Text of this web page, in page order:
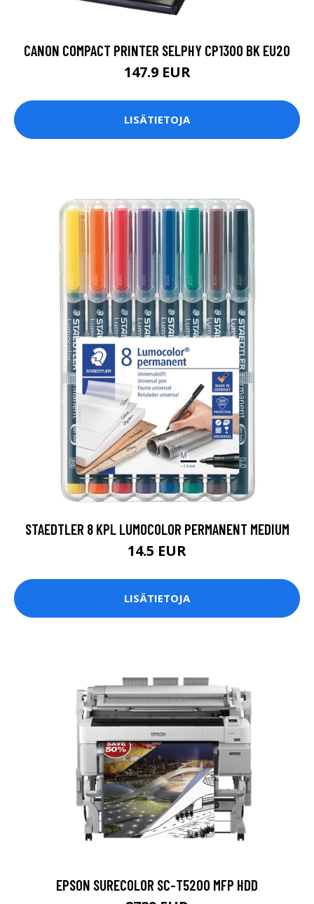
CANON COMPACT PRINTER SELPHY CP1300 BK EU20
147.9 EUR
LISÄTIETOJA
STAEDTLER 8 KPL LUMOCOLOR PERMANENT MEDIUM
14.5 EUR
LISÄTIETOJA
EPSON SURECOLOR SC-T5200 MFP HDD